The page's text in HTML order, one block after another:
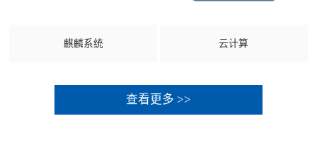
麒麟系统 云计算
查看更多 >>